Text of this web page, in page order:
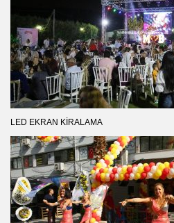
LED EKRAN KIRALAMA